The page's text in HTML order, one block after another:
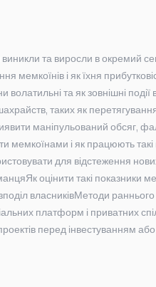
та виросли в окремий
мемкоїнів і як їхня
та як зовнішні
таких як
маніпульований обсяг,
мемкоїнами і як працюють
для відстеження
оцінити такі показники
власниківМетоди
платформ і приватних
перед інвестуванням або